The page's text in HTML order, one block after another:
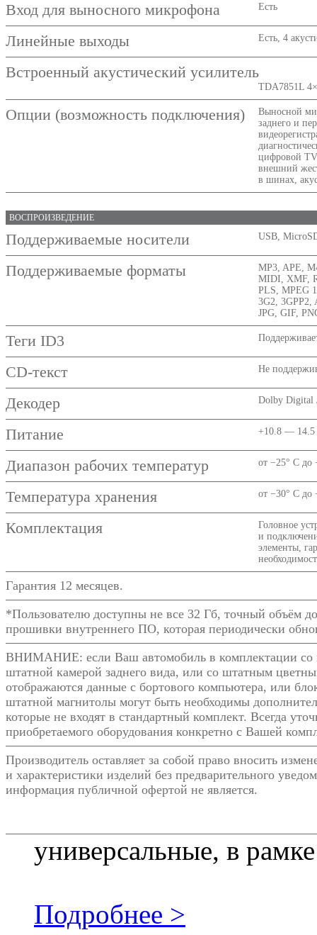
Вход для выносного микрофона Есть
Линейные выходы Есть, 4
Встроенный акустический усилитель
TDA7851L
Опции (возможность подключения)
Выносной
заднего и
цифровой
внешний
в шинах,
ВОСПРОИЗВЕДЕНИЕ
Поддерживаемые носители USB,
Поддерживаемые форматы
MP3, APE,
MIDI, XMF,
PLS, MPEG
3G2,
JPG, GIF,
Теги ID3
CD-текст Не
Декодер Dolby Digital
Питание +10.8 — 14.5
Диапазон рабочих температур от −25° C до
Температура хранения от −30° C до
Комплектация
Головное
и
элементы,
Гарантия 12 месяцев.
*Пользователю доступны не все 32 Гб, точный объём
прошивки внутреннего ПО, которая периодически
ВНИМАНИЕ: если Ваш автомобиль в комплектации со
штатной камерой заднего вида, или со штатным
отображаются данные с бортового компьютера, или
штатной магнитолы могут быть необходимы
которые не входят в стандартный комплект. Всегда
приобретаемого оборудования конкретно с Вашей
Производитель оставляет за собой право вносить
и характеристики изделий без предварительного
информация публичной офертой не является.
универсальные, в
Подробнее >